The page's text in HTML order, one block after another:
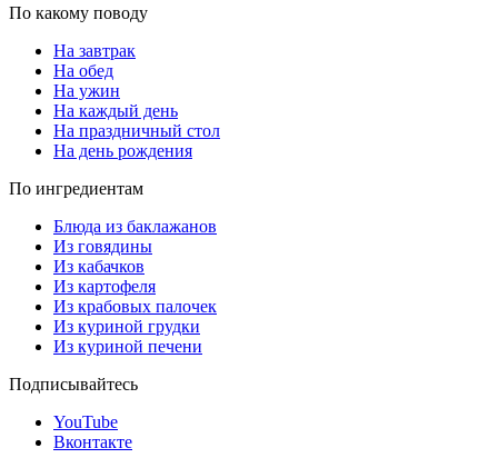
По какому поводу
На завтрак
На обед
На ужин
На каждый день
На праздничный стол
На день рождения
По ингредиентам
Блюда из баклажанов
Из говядины
Из кабачков
Из картофеля
Из крабовых палочек
Из куриной грудки
Из куриной печени
Подписывайтесь
YouTube
Вконтакте